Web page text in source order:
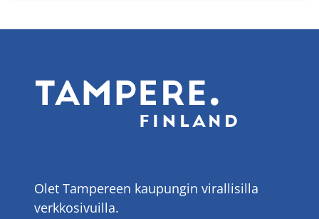
Olet Tampereen kaupungin virallisilla
verkkosivuilla.